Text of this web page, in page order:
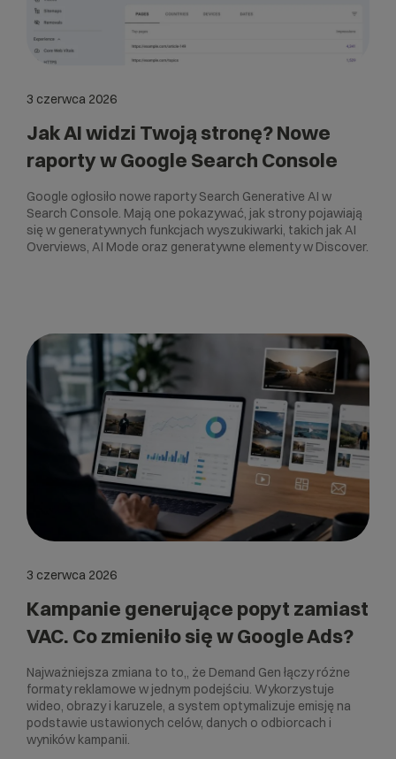
3 czerwca 2026
Jak AI widzi Twoją stronę? Nowe
raporty w Google Search Console
Google ogłosiło nowe raporty Search Generative AI w
Search Console. Mają one pokazywać, jak strony pojawiają
się w generatywnych funkcjach wyszukiwarki, takich jak AI
Overviews, AI Mode oraz generatywne elementy w Discover.
3 czerwca 2026
Kampanie generujące popyt zamiast
VAC. Co zmieniło się w Google Ads?
Najważniejsza zmiana to to,, że Demand Gen łączy różne
formaty reklamowe w jednym podejściu. Wykorzystuje
wideo, obrazy i karuzele, a system optymalizuje emisję na
podstawie ustawionych celów, danych o odbiorcach i
wyników kampanii.